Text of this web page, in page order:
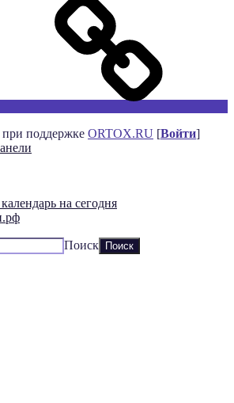
при поддержке ORTOX.RU [Войти]
на сегодня
Поиск